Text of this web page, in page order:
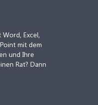
Excel,
mit dem
und Ihre
Rat? Dann